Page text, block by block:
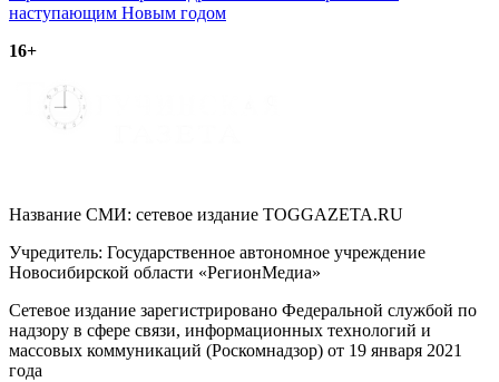
наступающим Новым годом
16+
Название СМИ: cетевое издание TOGGAZETA.RU
Учредитель: Государственное автономное учреждение
Новосибирской области «РегионМедиа»
Сетевое издание зарегистрировано Федеральной службой по
надзору в сфере связи, информационных технологий и
массовых коммуникаций (Роскомнадзор) от 19 января 2021
года